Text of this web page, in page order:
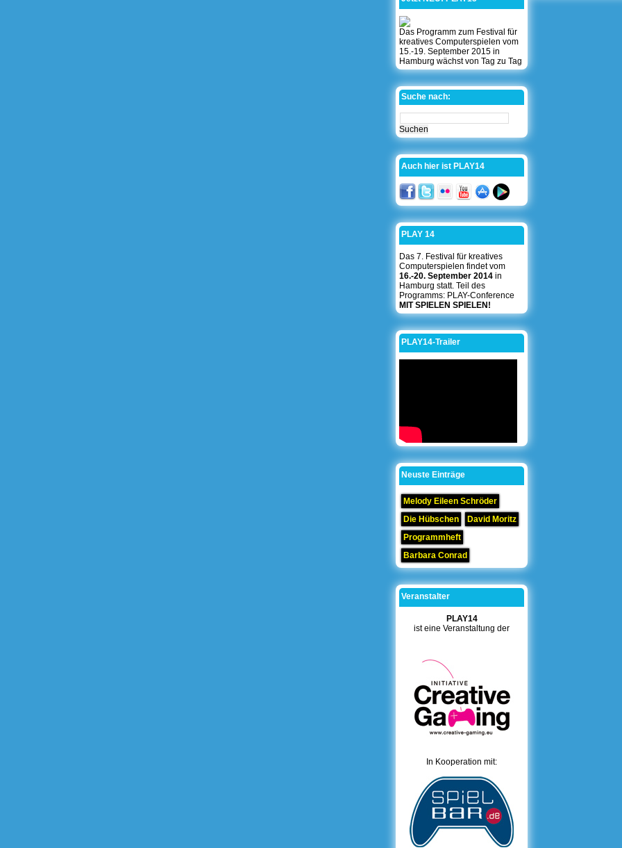
Das Programm zum Festival für
kreatives Computerspielen vom
15.-19. September 2015 in
Hamburg wächst von Tag zu Tag
Suche nach:
Auch hier ist PLAY14
PLAY 14
Das 7. Festival für kreatives
Computerspielen findet vom
16.-20. September 2014 in
Hamburg statt. Teil des
Programms: PLAY-Conference
MIT SPIELEN SPIELEN!
PLAY14-Trailer
Neuste Einträge
Melody Eileen Schröder
Die Hübschen
David Moritz
Programmheft
Barbara Conrad
Veranstalter
PLAY14
ist eine Veranstaltung der
In Kooperation mit: